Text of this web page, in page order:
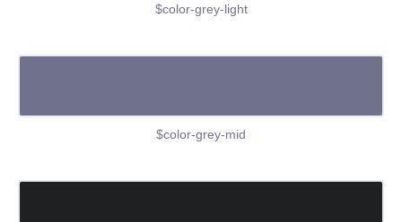
$color-grey-light
$color-grey-mid